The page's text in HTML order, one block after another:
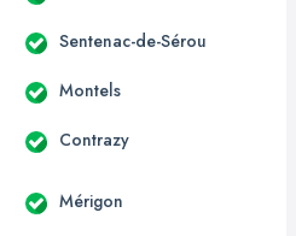
Sentenac-de-Sérou
Montels
Contrazy
Mérigon